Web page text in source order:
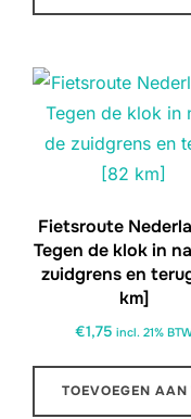
Fietsroute
Tegen de klok in
zuidgrens en
km]
€1,75 incl. 21%
TOEVOEGEN